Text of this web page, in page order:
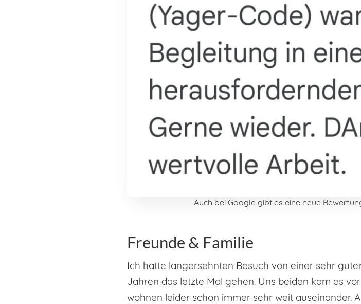
Auch bei Google gibt es eine neue
Freunde & Familie
Ich hatte langersehnten Besuch von einer sehr
Jahren das letzte Mal gehen. Uns beiden kam es
wohnen leider schon immer sehr weit auseinander.